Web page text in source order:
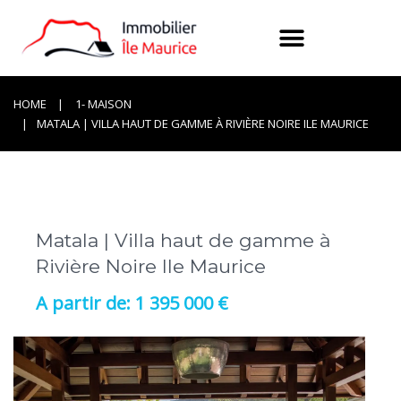
HOME
1- MAISON
MATALA | VILLA HAUT DE GAMME À RIVIÈRE NOIRE ILE MAURICE
Matala | Villa haut de gamme à
Rivière Noire Ile Maurice
1 395 000 €